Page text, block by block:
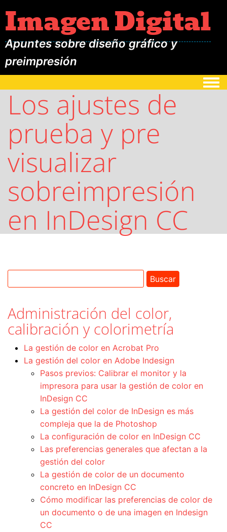
Imagen Digital
Apuntes sobre diseño gráfico y
preimpresión
Los ajustes de
prueba y pre
visualizar
sobreimpresión
en InDesign CC
Administración del color,
calibración y colorimetría
La gestión de color en Acrobat Pro
La gestión del color en Adobe Indesign
Pasos previos: Calibrar el monitor y la
impresora para usar la gestión de color en
InDesign CC
La gestión del color de InDesign es más
compleja que la de Photoshop
La configuración de color en InDesign CC
Las preferencias generales que afectan a la
gestión del color
La gestión de color de un documento
concreto en InDesign CC
Cómo modificar las preferencias de color de
un documento o de una imagen en Indesign
CC